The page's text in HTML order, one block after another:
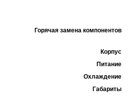
Горячая замена компонентов
Корпус
Питание
Охлаждение
Габариты